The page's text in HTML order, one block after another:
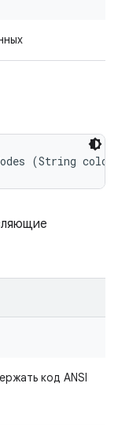
(String
код ANSI